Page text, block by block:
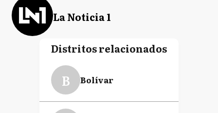
La Noticia 1
Distritos relacionados
B Bolívar